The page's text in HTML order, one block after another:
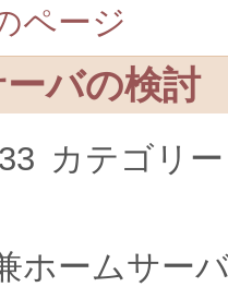
ページ
バの検討
カテゴリ
ホームサー